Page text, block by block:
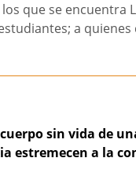
que se encuentra
a
sin vida de
estremecen a la